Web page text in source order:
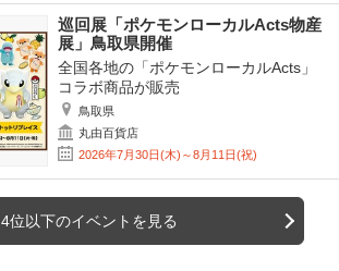
巡回展「ポケモンローカルActs物産
展」鳥取県開催
全国各地の「ポケモンローカルActs」
コラボ商品が販売
鳥取県
丸由百貨店
2026年7月30日(木)～8月11日(祝)
4位以下のイベントを見る